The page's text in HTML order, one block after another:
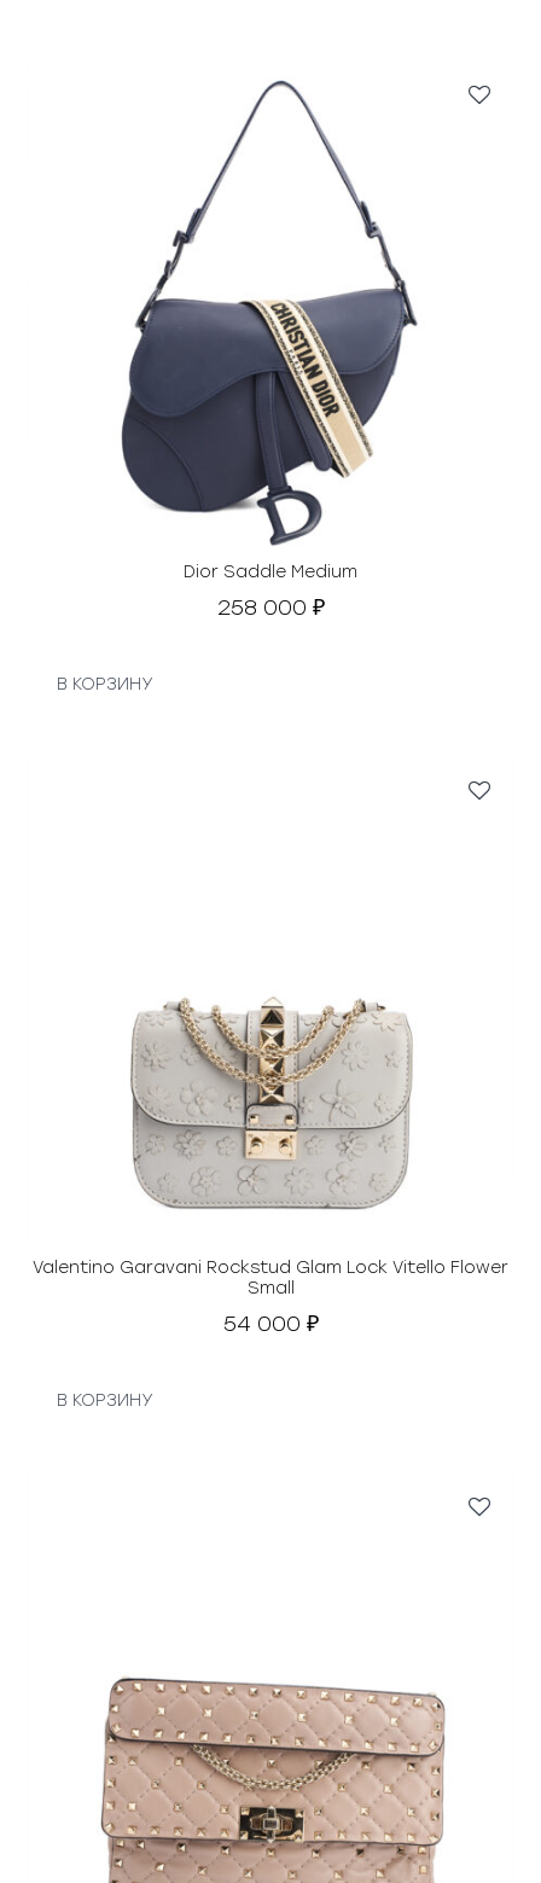
Dior Saddle Medium
258 000 ₽
В КОРЗИНУ
Valentino Garavani Rockstud Glam Lock Vitello Flower
Small
54 000 ₽
В КОРЗИНУ